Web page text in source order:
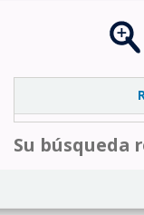
Su búsqueda